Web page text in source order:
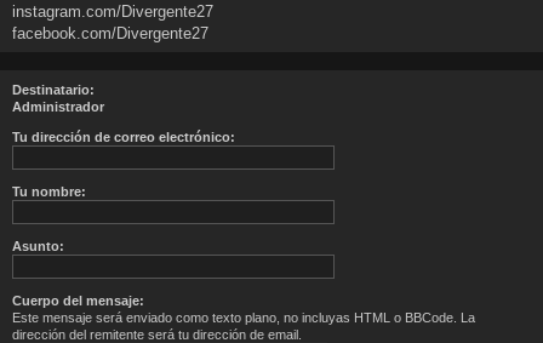
instagram.com/Divergente27
facebook.com/Divergente27
Destinatario:
Administrador
Tu dirección de correo electrónico:
Tu nombre:
Asunto:
Cuerpo del mensaje:
Este mensaje será enviado como texto plano, no incluyas HTML o BBCode. La
dirección del remitente será tu dirección de email.